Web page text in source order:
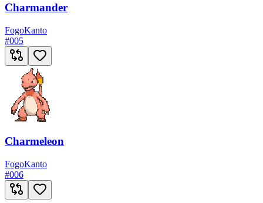
Charmander
FogoKanto
#005
Charmeleon
FogoKanto
#006